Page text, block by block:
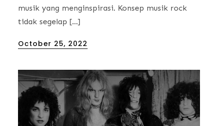
musik yang menginspirasi. Konsep musik rock
tidak segelap […]
Posted
October 25, 2022